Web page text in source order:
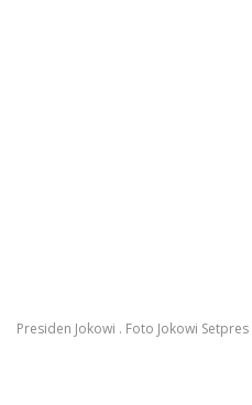
Presiden Jokowi . Foto Jokowi Setpres